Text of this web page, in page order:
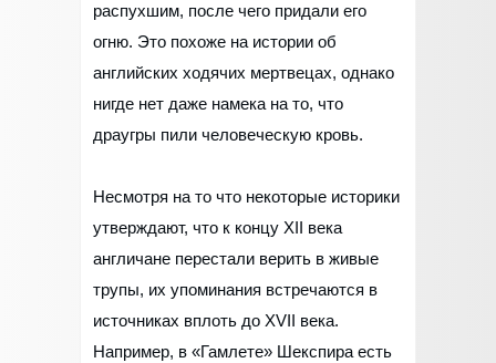
распухшим, после чего придали его
огню. Это похоже на истории об
английских ходячих мертвецах, однако
нигде нет даже намека на то, что
драугры пили человеческую кровь.
Несмотря на то что некоторые историки
утверждают, что к концу XII века
англичане перестали верить в живые
трупы, их упоминания встречаются в
источниках вплоть до XVII века.
Например, в «Гамлете» Шекспира есть